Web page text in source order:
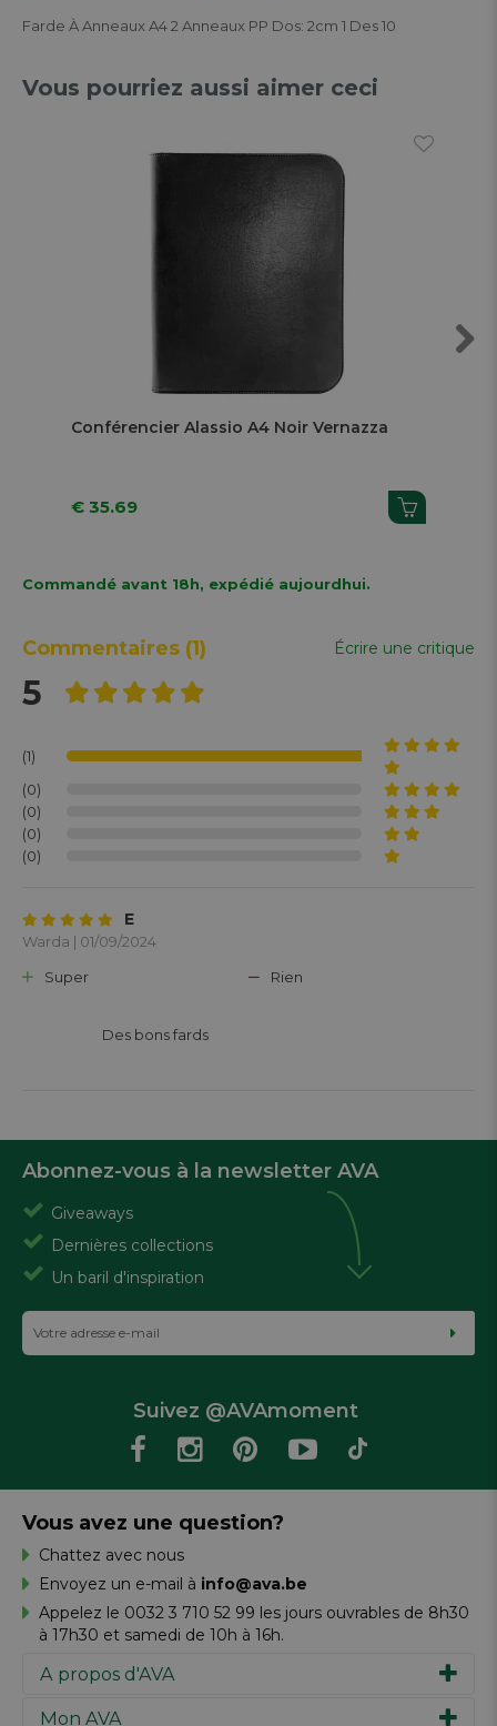
Farde À Anneaux A4 2 Anneaux PP Dos: 2cm 1 Des 10
Vous pourriez aussi aimer ceci
Conférencier Alassio A4 Noir Vernazza
€ 35.69
Commandé avant 18h, expédié aujourdhui.
Commentaires (1) Écrire une critique
5
(1)
(0)
(0)
(0)
(0)
E
Warda | 01/09/2024
Super
Rien
Abonnez-vous à la newsletter AVA
Giveaways
Dernières collections
Un baril d'inspiration
Suivez @AVAmoment
A propos d'AVA
Notre histoire
Mon AVA
Vous avez une question?
Chattez avec nous
Envoyez un e-mail à info@ava.be
Appelez le 0032 3 710 52 99 les jours ouvrables de 8h30
à 17h30 et samedi de 10h à 16h.